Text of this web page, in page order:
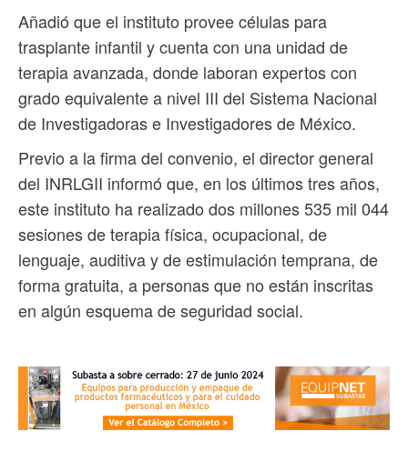
Añadió que el instituto provee células para
trasplante infantil y cuenta con una unidad de
terapia avanzada, donde laboran expertos con
grado equivalente a nivel III del Sistema Nacional
de Investigadoras e Investigadores de México.
Previo a la firma del convenio, el director general
del INRLGII informó que, en los últimos tres años,
este instituto ha realizado dos millones 535 mil 044
sesiones de terapia física, ocupacional, de
lenguaje, auditiva y de estimulación temprana, de
forma gratuita, a personas que no están inscritas
en algún esquema de seguridad social.